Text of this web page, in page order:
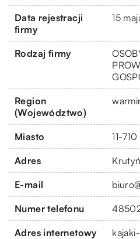
Data rejestracji
firmy
15
Rodzaj firmy
Region
(Województwo)
Miasto 11-
Adres
E-mail
Numer telefonu
Adres internetowy